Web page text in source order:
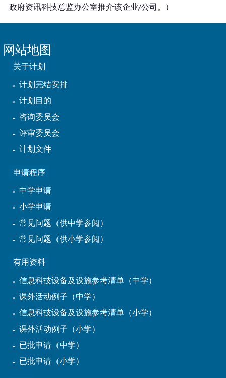
政府资讯科技总监办公室推介该企业/公司。）
网站地图
关于计划
计划完结安排
计划目的
咨询委员会
评审委员会
计划文件
申请程序
中学申请
小学申请
常见问题（供中学参阅）
常见问题（供小学参阅）
有用资料
信息科技设备及设施参考清单（中学）
课外活动例子（中学）
信息科技设备及设施参考清单（小学）
课外活动例子（小学）
已批申请（中学）
已批申请（小学）